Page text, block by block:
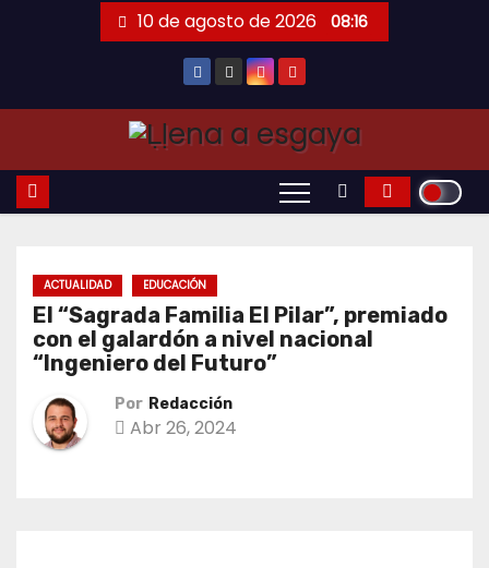
10 de agosto de 2026 08:16
ACTUALIDAD EDUCACIÓN
El “Sagrada Familia El Pilar”, premiado
con el galardón a nivel nacional
“Ingeniero del Futuro”
Por Redacción
Abr 26, 2024